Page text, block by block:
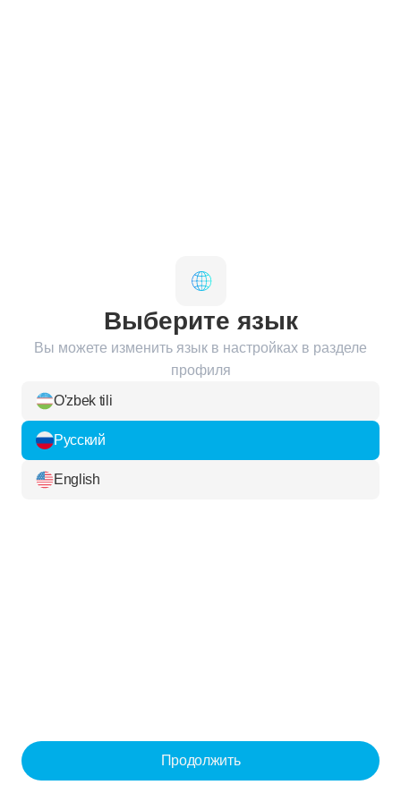
Выберите язык
Вы можете изменить язык в настройках в разделе
профиля
O'zbek tili
Русский
English
Продолжить